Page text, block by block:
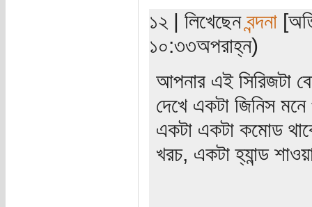
১২ | লিখেছেনবন্দনা
১০:৩৩অপরাহ্ন)
আপনার এই সিরিজটা
দেখে একটা জিনিস
একটা একটা কমোড
খরচ, একটা হ্যান্ড